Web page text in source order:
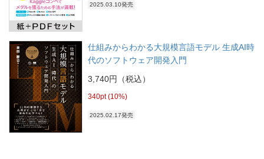
2025.03.10発売
仕組みからわかる大規模言語モデル 生成AI時
代のソフトウェア開発入門
3,740円（税込）
340pt (10%)
2025.02.17発売